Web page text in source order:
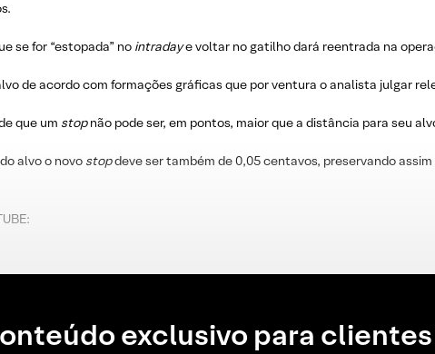
se for “estopada” no intradaye voltar no gatilho dará reentrada na
de acordo com formações gráficas que por ventura o analista julgar
que um stopnão pode ser, em pontos, maior que a distância para seu
alvo o novo stopdeve ser também de 0,05 centavos, preservando
exclusivo para clientes